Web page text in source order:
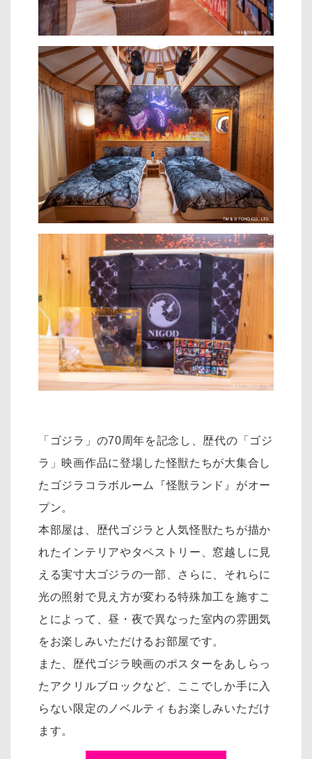
「ゴジラ」の70周年を記念し、歴代の「ゴジ
ラ」映画作品に登場した怪獣たちが大集合し
たゴジラコラボルーム『怪獣ランド』がオー
プン。
本部屋は、歴代ゴジラと人気怪獣たちが描か
れたインテリアやタペストリー、窓越しに見
える実寸大ゴジラの一部、さらに、それらに
光の照射で見え方が変わる特殊加工を施すこ
とによって、昼・夜で異なった室内の雰囲気
をお楽しみいただけるお部屋です。
また、歴代ゴジラ映画のポスターをあしらっ
たアクリルブロックなど、ここでしか手に入
らない限定のノベルティもお楽しみいただけ
ます。